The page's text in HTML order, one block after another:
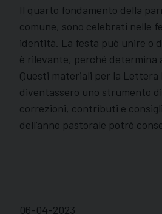
Il quarto fondamento della
comune, sono celebrati nelle
identità. La festa può unire o
è rilevante, perché determina
Questi materiali per la
diventassero uno strumento
correzioni, contributi e
dell’anno pastorale potrò
06-04-2023